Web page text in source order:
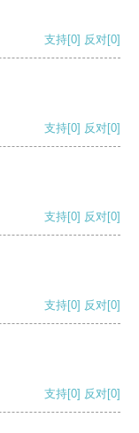
支持[0] 反对[0]
支持[0] 反对[0]
支持[0] 反对[0]
支持[0] 反对[0]
支持[0] 反对[0]